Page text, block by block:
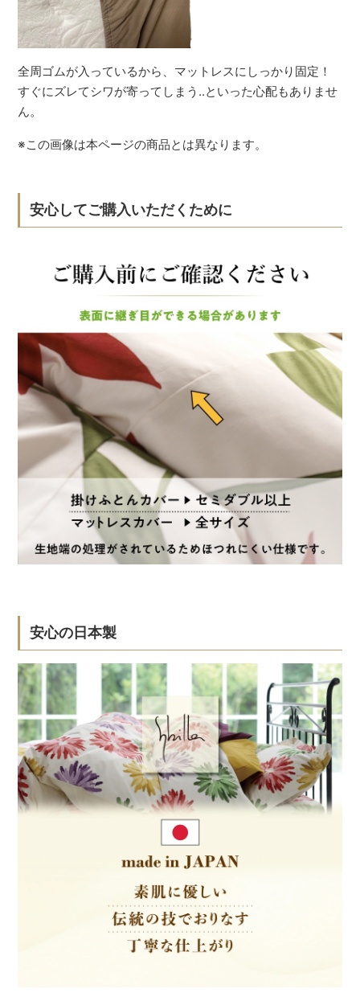
全周ゴムが入っているから、マットレスにしっかり固定！
すぐにズレてシワが寄ってしまう..といった心配もありませ
ん。
※この画像は本ページの商品とは異なります。
安心してご購入いただくために
安心の日本製